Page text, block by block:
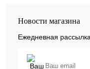
Новости магазина
Ежедневная